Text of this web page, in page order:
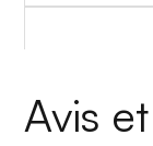
Avis